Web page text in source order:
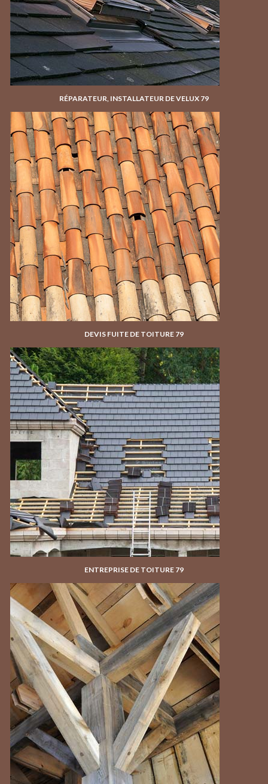
RÉPARATEUR, INSTALLATEUR DE VELUX 79
DEVIS FUITE DE TOITURE 79
ENTREPRISE DE TOITURE 79